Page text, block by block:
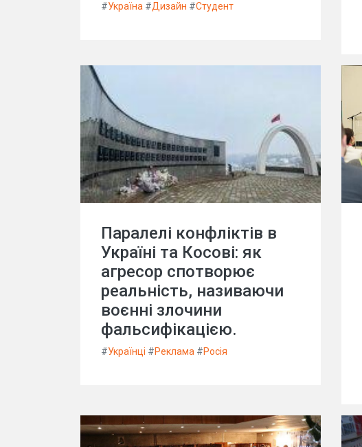
#Україна #Дизайн #Студент
Паралелі конфліктів в
Україні та Косові: як
агресор спотворює
реальність, називаючи
воєнні злочини
фальсифікацією.
#Українці #Реклама #Росія